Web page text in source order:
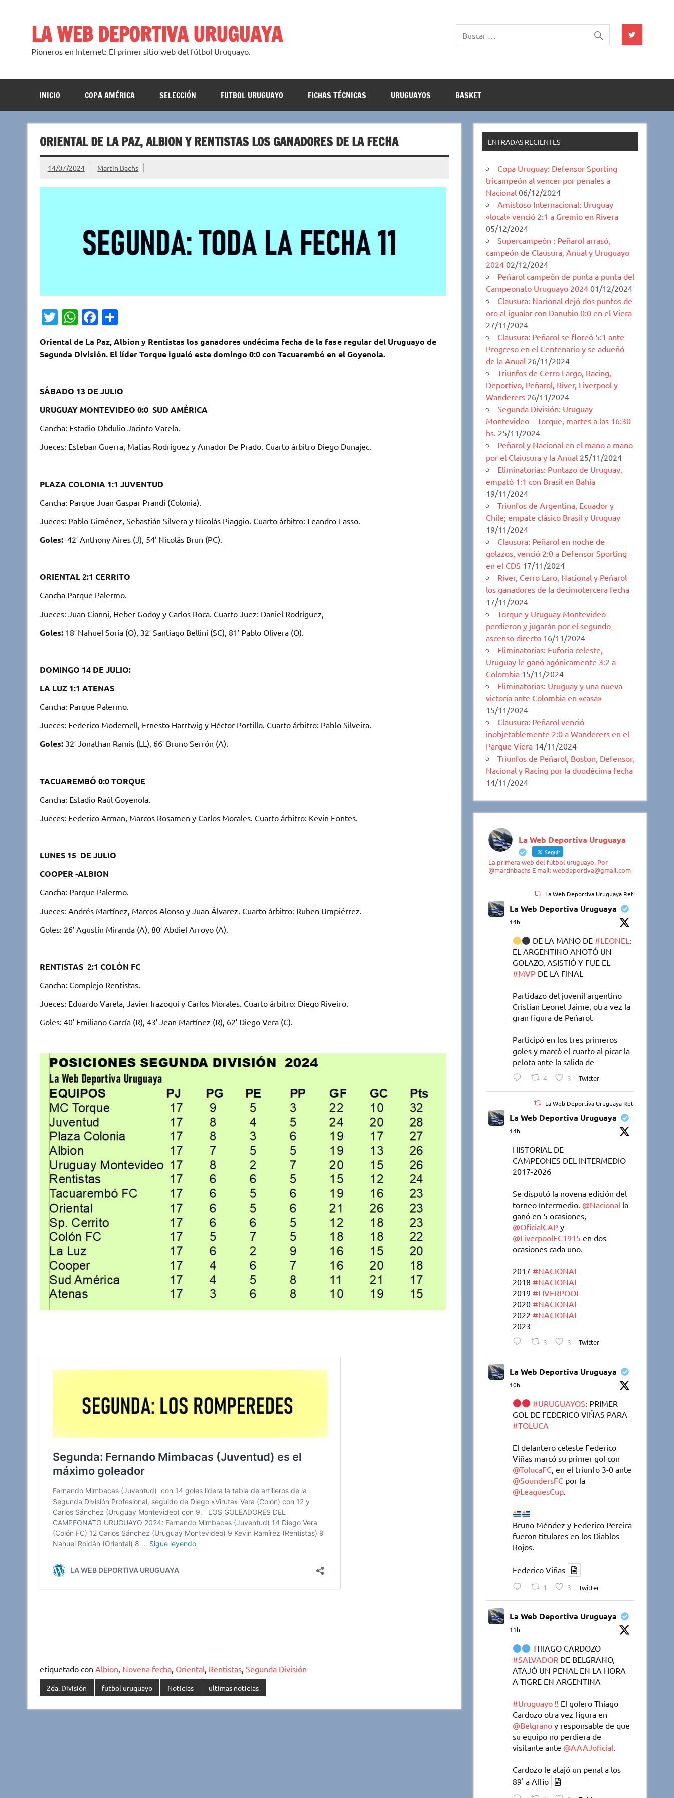
LA WEB DEPORTIVA URUGUAYA
Pioneros en Internet: El primer sitio web del fútbol Uruguayo.
INICIO COPA AMÉRICA SELECCIÓN FUTBOL URUGUAYO FICHAS TÉCNICAS URUGUAYOS BASKET
ORIENTAL DE LA PAZ, ALBION Y RENTISTAS LOS GANADORES DE LA FECHA
14/07/2024 Martin Bachs
T
it
W
at
p
p
Fa
e
o
k
C
m
ti
r
Oriental de La Paz, Albion y Rentistas los ganadores undécima fecha de la fase regular del Uruguayo de
Segunda División. El líder Torque igualó este domingo 0:0 con Tacuarembó en el Goyenola.
SÁBADO 13 DE JULIO
URUGUAY MONTEVIDEO 0:0 SUD AMÉRICA
Cancha: Estadio Obdulio Jacinto Varela.
Jueces: Esteban Guerra, Matías Rodríguez y Amador De Prado. Cuarto árbitro Diego Dunajec.
PLAZA COLONIA 1:1 JUVENTUD
Cancha: Parque Juan Gaspar Prandi (Colonia).
Jueces: Pablo Giménez, Sebastián Silvera y Nicolás Piaggio. Cuarto árbitro: Leandro Lasso.
Goles:42′ Anthony Aires (J), 54′ Nicolás Brun (PC).
ORIENTAL 2:1 CERRITO
Cancha Parque Palermo.
Jueces: Juan Cianni, Heber Godoy y Carlos Roca. Cuarto Juez: Daniel Rodríguez,
Goles:18′ Nahuel Soria (O), 32′ Santiago Bellini (SC), 81′ Pablo Olivera (O).
DOMINGO 14 DE JULIO:
LA LUZ 1:1 ATENAS
Cancha: Parque Palermo.
Jueces: Federico Modernell, Ernesto Harrtwig y Héctor Portillo. Cuarto árbitro: Pablo Silveira.
Goles:32′ Jonathan Ramis (LL), 66′ Bruno Serrón (A).
TACUAREMBÓ 0:0 TORQUE
Cancha: Estadio Raúl Goyenola.
Jueces: Federico Arman, Marcos Rosamen y Carlos Morales. Cuarto árbitro: Kevin Fontes.
LUNES 15 DE JULIO
COOPER -ALBION
Cancha: Parque Palermo.
Jueces: Andrés Martínez, Marcos Alonso y Juan Álvarez. Cuarto árbitro: Ruben Umpiérrez.
Goles: 26′ Agustín Miranda (A), 80′ Abdiel Arroyo (A).
RENTISTAS 2:1 COLÓN FC
Cancha: Complejo Rentistas.
Jueces: Eduardo Varela, Javier Irazoqui y Carlos Morales. Cuarto árbitro: Diego Riveiro.
Goles: 40′ Emiliano García (R), 43′ Jean Martínez (R), 62′ Diego Vera (C).
etiquetado con Albion Novena fecha, Oriental Rentistas, Segunda División
2da. División futbol uruguayo Noticias ultimas noticias
ENTRADAS RECIENTES
Copa Uruguay: Defensor Sporting
tricampeón al vencer por penales a
Nacional 06/12/2024
Amistoso Internacional: Uruguay
«local» venció 2:1 a Gremio en Rivera
05/12/2024
Supercampeón : Peñarol arrasó,
campeón de Clausura, Anual y Uruguayo
2024 02/12/2024
Peñarol campeón de punta a punta del
Campeonato Uruguayo 2024 01/12/2024
Clausura: Nacional dejó dos puntos de
oro al igualar con Danubio 0:0 en el Viera
27/11/2024
Clausura: Peñarol se floreó 5:1 ante
Progreso en el Centenario y se adueñó
de la Anual 26/11/2024
Triunfos de Cerro Largo, Racing,
Deportivo, Peñarol, River, Liverpool y
Wanderers 26/11/2024
Segunda División: Uruguay
Montevideo – Torque, martes a las 16:30
hs. 25/11/2024
Peñarol y Nacional en el mano a mano
por el Claiusura y la Anual 25/11/2024
Eliminatorias: Puntazo de Uruguay,
empató 1:1 con Brasil en Bahía
19/11/2024
Triunfos de Argentina, Ecuador y
Chile; empate clásico Brasil y Uruguay
19/11/2024
Clausura: Peñarol en noche de
golazos, venció 2:0 a Defensor Sporting
en el CDS 17/11/2024
River, Cerro Laro, Nacional y Peñarol
los ganadores de la decimotercera fecha
17/11/2024
Torque y Uruguay Montevideo
perdieron y jugarán por el segundo
ascenso directo 16/11/2024
Eliminatorias: Euforia celeste,
Uruguay le ganó agónicamente 3:2 a
Colombia 15/11/2024
Eliminatorias: Uruguay y una nueva
victoria ante Colombia en «casa»
15/11/2024
Clausura: Peñarol venció
inobjetablemente 2:0 a Wanderers en el
Parque Viera 14/11/2024
Triunfos de Peñarol, Boston, Defensor,
Nacional y Racing por la duodécima fecha
14/11/2024
La Web Deportiva Uruguaya
Seguir
La primera web del fútbol uruguayo. Por
@martinbachs E mail: webdeportiva@gmail.com
La Web Deportiva Uruguaya Retuiteado
La Web Deportiva Uruguaya
14h
DE LA MANO DE#LEONEL :
EL ARGENTINO ANOTÓ UN
GOLAZO, ASISTIÓ Y FUE EL
#MVP DE LA FINAL
Partidazo del juvenil argentino
Cristian Leonel Jaime, otra vez la
gran figura de Peñarol.
Participó en los tres primeros
goles y marcó el cuarto al picar la
pelota ante la salida de
4 3 Twitter
La Web Deportiva Uruguaya Retuiteado
La Web Deportiva Uruguaya
14h
HISTORIAL DE
CAMPEONES DEL INTERMEDIO
2017-2026
Se disputó la novena edición del
torneo Intermedio. @Nacional la
ganó en 5 ocasiones,
@OficialCAP y
@LiverpoolFC1915 en dos
ocasiones cada uno.
2017#NACIONAL
2018#NACIONAL
2019#LIVERPOOL
2020#NACIONAL
2022#NACIONAL
2023
3 3 Twitter
La Web Deportiva Uruguaya
10h
#URUGUAYOS: PRIMER
GOL DE FEDERICO VIÑAS PARA
#TOLUCA
El delantero celeste Federico
Viñas marcó su primer gol con
@TolucaFC , en el triunfo 3-0 ante
@SoundersFC por la
@LeaguesCup
Bruno Méndez y Federico Pereira
fueron titulares en los Diablos
Rojos.
Federico Viñas
1 3 Twitter
La Web Deportiva Uruguaya
11h
THIAGO CARDOZO
#SALVADOR DE BELGRANO,
ATAJÓ UN PENAL EN LA HORA
A TIGRE EN ARGENTINA
#Uruguayo !! El golero Thiago
Cardozo otra vez figura en
@Belgrano y responsable de que
su equipo no perdiera de
visitante ante @AAAJoficial.
Cardozo le atajó un penal a los
89' a Alfio